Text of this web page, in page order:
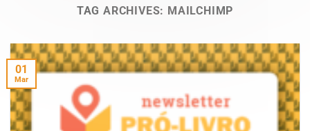
TAG ARCHIVES: MAILCHIMP
01
Mar